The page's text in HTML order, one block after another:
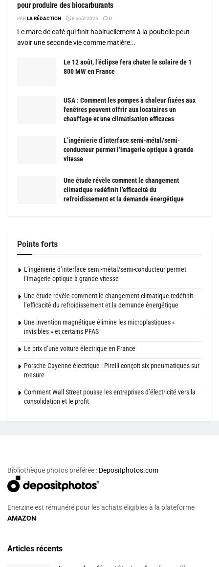
pour produire des biocarburants
PAR LA RÉDACTION 8 août 2026 0
Le marc de café qui finit habituellement à la poubelle peut
avoir une seconde vie comme matière...
Le 12 août, l’éclipse fera chuter le solaire de 1
800 MW en France
USA : Comment les pompes à chaleur fixées aux
fenêtres peuvent offrir aux locataires un
chauffage et une climatisation efficaces
L’ingénierie d’interface semi-métal/semi-
conducteur permet l’imagerie optique à grande
vitesse
Une étude révèle comment le changement
climatique redéfinit l’efficacité du
refroidissement et la demande énergétique
Points forts
L’ingénierie d’interface semi-métal/semi-conducteur permet
l’imagerie optique à grande vitesse
Une étude révèle comment le changement climatique redéfinit
l’efficacité du refroidissement et la demande énergétique
Une invention magnétique élimine les microplastiques «
invisibles » et certains PFAS
Le prix d’une voiture électrique en France
Porsche Cayenne électrique : Pirelli conçoit six pneumatiques sur
mesure
Comment Wall Street pousse les entreprises d’électricité vers la
consolidation et le profit
Bibliothèque photos préférée : Depositphotos.com
Enerzine est rémunéré pour les achats éligibles à la plateforme
AMAZON
Articles récents